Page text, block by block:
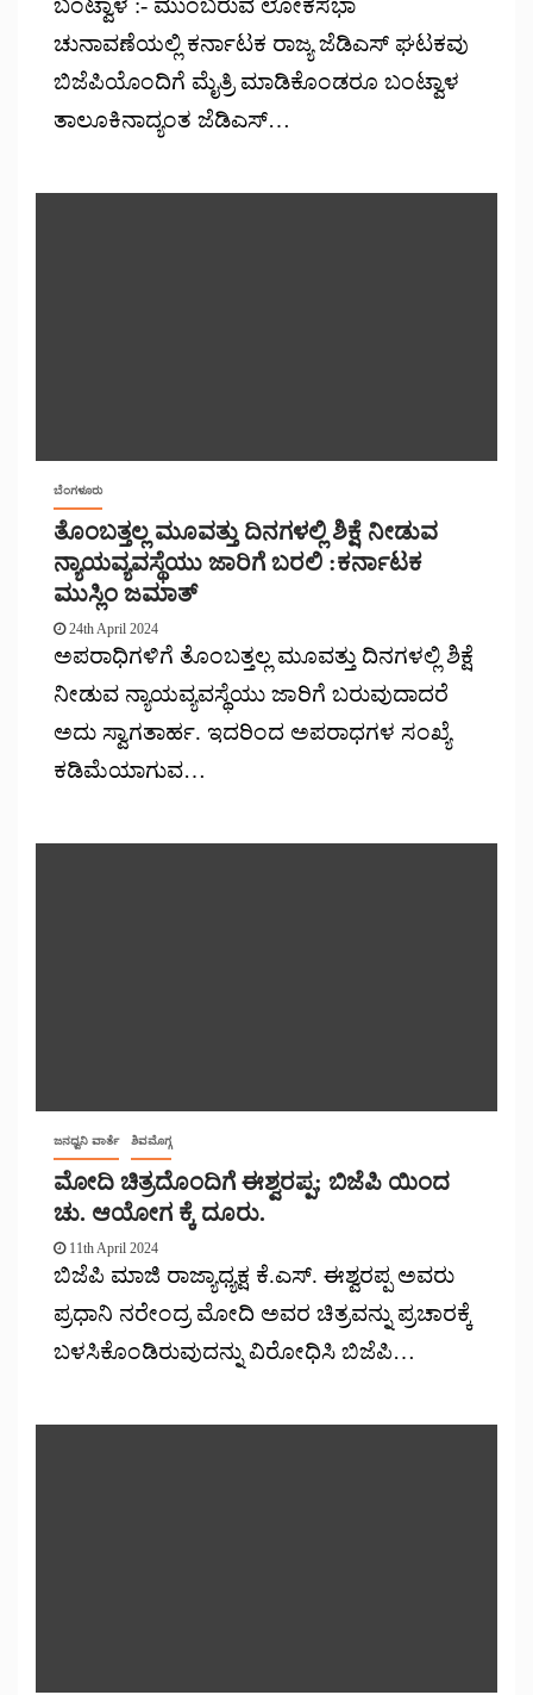
ಬಂಟ್ವಾಳ :- ಮುಂಬರುವ ಲೋಕಸಭಾ
ಚುನಾವಣೆಯಲ್ಲಿ ಕರ್ನಾಟಕ‌ ರಾಜ್ಯ ಜೆಡಿಎಸ್ ಘಟಕವು
ಬಿಜೆಪಿಯೊಂದಿಗೆ ಮೈತ್ರಿ ಮಾಡಿಕೊಂಡರೂ ಬಂಟ್ವಾಳ
ತಾಲೂಕಿನಾದ್ಯಂತ ಜೆಡಿಎಸ್…
ಬೆಂಗಳೂರು
ತೊಂಬತ್ತಲ್ಲ ಮೂವತ್ತು ದಿನಗಳಲ್ಲಿ ಶಿಕ್ಷೆ ನೀಡುವ
ನ್ಯಾಯವ್ಯವಸ್ಥೆಯು ಜಾರಿಗೆ ಬರಲಿ :ಕರ್ನಾಟಕ
ಮುಸ್ಲಿಂ ಜಮಾತ್
24th April 2024
ಅಪರಾಧಿಗಳಿಗೆ ತೊಂಬತ್ತಲ್ಲ ಮೂವತ್ತು ದಿನಗಳಲ್ಲಿ ಶಿಕ್ಷೆ
ನೀಡುವ ನ್ಯಾಯವ್ಯವಸ್ಥೆಯು ಜಾರಿಗೆ ಬರುವುದಾದರೆ
ಅದು ಸ್ವಾಗತಾರ್ಹ. ಇದರಿಂದ ಅಪರಾಧಗಳ ಸಂಖ್ಯೆ
ಕಡಿಮೆಯಾಗುವ…
ಜನಧ್ವನಿ ವಾರ್ತೆ ಶಿವಮೊಗ್ಗ
ಮೋದಿ ಚಿತ್ರದೊಂದಿಗೆ ಈಶ್ವರಪ್ಪ; ಬಿಜೆಪಿ ಯಿಂದ
ಚು. ಆಯೋಗ ಕ್ಕೆ ದೂರು.
11th April 2024
ಬಿಜೆಪಿ ಮಾಜಿ ರಾಜ್ಯಾಧ್ಯಕ್ಷ ಕೆ.ಎಸ್. ಈಶ್ವರಪ್ಪ ಅವರು
ಪ್ರಧಾನಿ ನರೇಂದ್ರ ಮೋದಿ ಅವರ ಚಿತ್ರವನ್ನು ಪ್ರಚಾರಕ್ಕೆ
ಬಳಸಿಕೊಂಡಿರುವುದನ್ನು ವಿರೋಧಿಸಿ ಬಿಜೆಪಿ…